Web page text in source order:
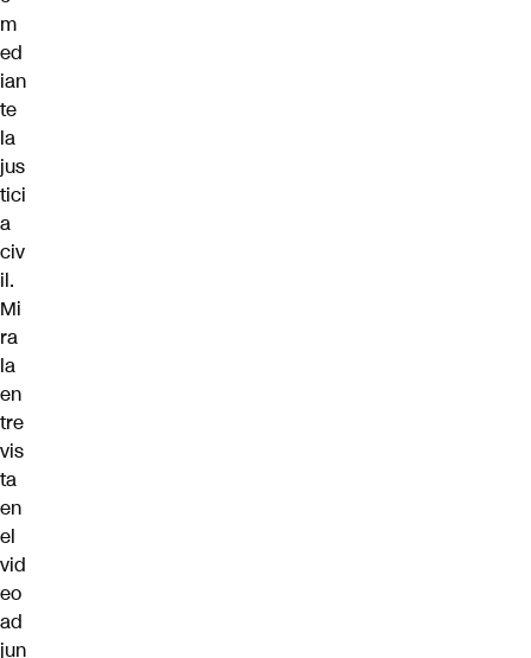
m
ed
ian
te
la
jus
tici
a
civ
il.
Mi
ra
la
en
tre
vis
ta
en
el
vid
eo
ad
jun